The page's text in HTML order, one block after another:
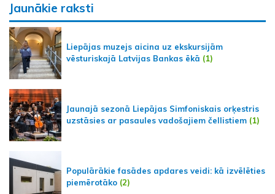
Jaunākie raksti
Liepājas muzejs aicina uz ekskursijām
vēsturiskajā Latvijas Bankas ēkā (1)
Jaunajā sezonā Liepājas Simfoniskais orķestris
uzstāsies ar pasaules vadošajiem čellistiem (1)
Populārākie fasādes apdares veidi: kā izvēlēties
piemērotāko (2)